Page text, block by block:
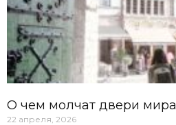
О чем молчат двери мира
22 апреля, 2026